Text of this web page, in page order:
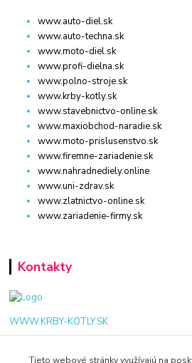
www.auto-diel.sk
www.auto-techna.sk
www.moto-diel.sk
www.profi-dielna.sk
www.polno-stroje.sk
www.krby-kotly.sk
www.stavebnictvo-online.sk
www.maxiobchod-naradie.sk
www.moto-prislusenstvo.sk
www.firemne-zariadenie.sk
www.nahradnediely.online
www.uni-zdrav.sk
www.zlatnictvo-online.sk
www.zariadenie-firmy.sk
Kontakty
WWW.KRBY-KOTLY.SK
Tieto webové stránky využívajú na